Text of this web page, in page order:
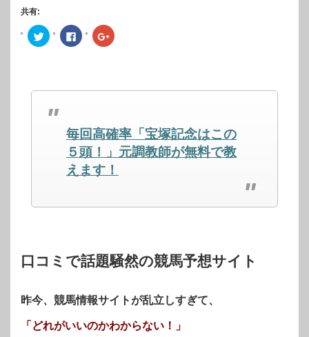
共有:
ク
リ
で
有
(新
ま
Facebook
で
は
ク
し
て
く
だ
さ
い
ウ
開
き
ク
リ
で
し
い
ウ
ィ
ン
ド
ウ
ま
毎回高確率「宝塚記念はこの
５頭！」元調教師が無料で教
えます！
口コミで話題騒然の競馬予想サイト
昨今、競馬情報サイトが乱立しすぎて、
「どれがいいのかわからない！」